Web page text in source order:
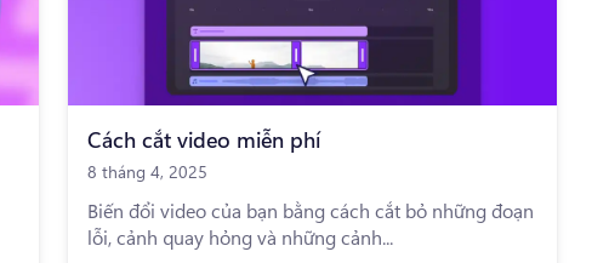
Cách cắt video miễn phí
8 tháng 4, 2025
Biến đổi video của bạn bằng cách cắt bỏ những đoạn
lỗi, cảnh quay hỏng và những cảnh...